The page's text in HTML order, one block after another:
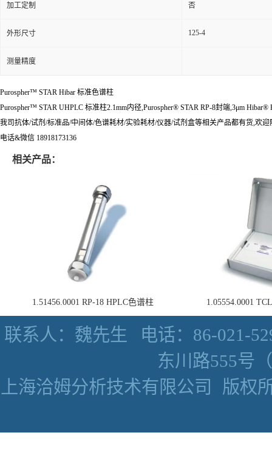
加工定制 否
外形尺寸 125-4
测量精度
Purospher™ STAR Hibar 标准色谱柱
Purospher™ STAR UHPLC 标准柱2.1mm内径,Purospher® STAR RP-8封端,3μm Hibar®
我司抗体/试剂/标准品/中间体/色谱耗材/实验耗材/仪器/试剂盒等相关产品都有货,欢
电话&微信 18918173136
相关产品：
1.51456.0001 RP-18 HPLC色谱柱 1.05554.0001
联系人：魏先生
电话：86-021-
东川路555号
上海洽姆分析技术有限公司
版权